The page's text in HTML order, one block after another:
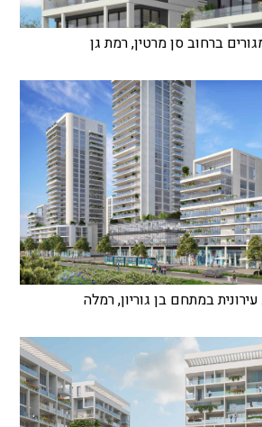
ברחוב סן מרטין, רמת גן
במתחם בן גוריון, רמלה